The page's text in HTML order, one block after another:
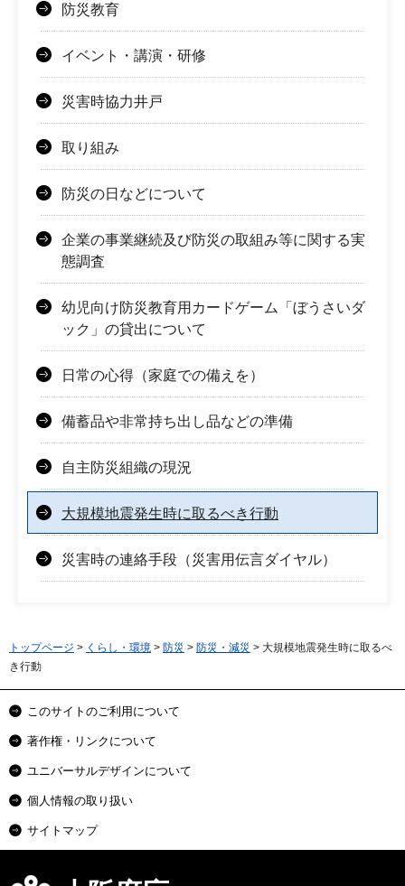
防災教育
イベント・講演・研修
災害時協力井戸
取り組み
防災の日などについて
企業の事業継続及び防災の取組み等に関する実
態調査
幼児向け防災教育用カードゲーム「ぼうさいダ
ック」の貸出について
日常の心得（家庭での備えを）
備蓄品や非常持ち出し品などの準備
自主防災組織の現況
大規模地震発生時に取るべき行動
災害時の連絡手段（災害用伝言ダイヤル）
トップページ > くらし・環境 > 防災 > 防災・減災 > 大規模地震発生時に取るべ
き行動
このサイトのご利用について
著作権・リンクについて
ユニバーサルデザインについて
個人情報の取り扱い
サイトマップ